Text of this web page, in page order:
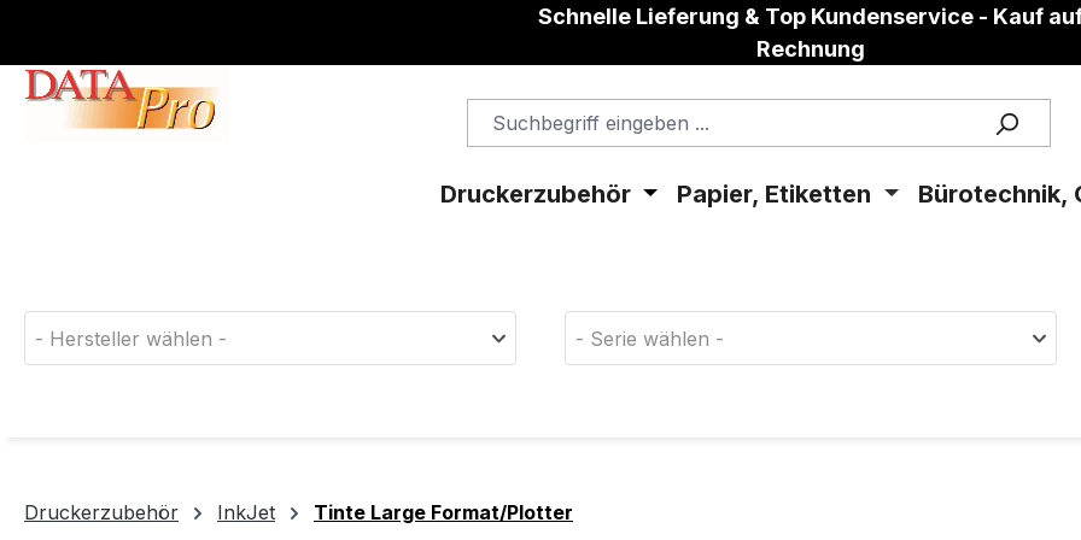
Schnelle Lieferung & Top Kundenservice - Kauf
Rechnung
Druckerzubehör Papier, Etiketten Bürotechnik,
- Hersteller wählen - - Serie wählen -
Druckerzubehör InkJet Tinte Large Format/Plotter